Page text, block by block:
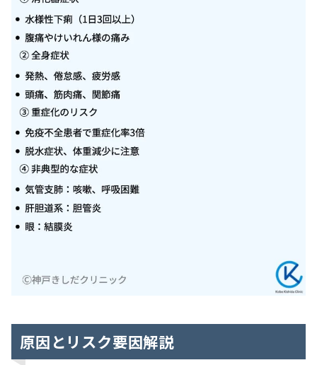
原因とリスク要因解説